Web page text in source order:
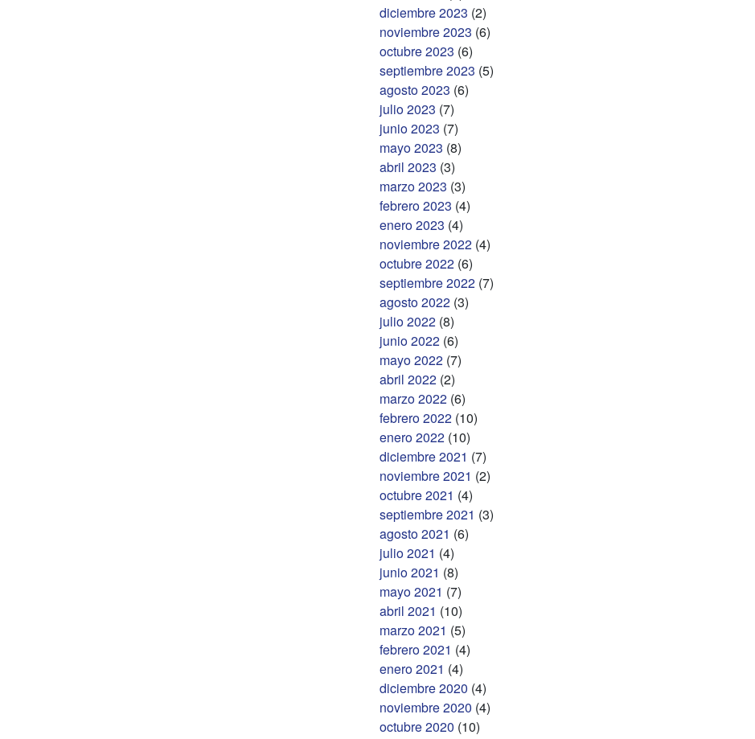
diciembre 2023 (2)
noviembre 2023 (6)
octubre 2023 (6)
septiembre 2023 (5)
agosto 2023 (6)
julio 2023 (7)
junio 2023 (7)
mayo 2023 (8)
abril 2023 (3)
marzo 2023 (3)
febrero 2023 (4)
enero 2023 (4)
noviembre 2022 (4)
octubre 2022 (6)
septiembre 2022 (7)
agosto 2022 (3)
julio 2022 (8)
junio 2022 (6)
mayo 2022 (7)
abril 2022 (2)
marzo 2022 (6)
febrero 2022 (10)
enero 2022 (10)
diciembre 2021 (7)
noviembre 2021 (2)
octubre 2021 (4)
septiembre 2021 (3)
agosto 2021 (6)
julio 2021 (4)
junio 2021 (8)
mayo 2021 (7)
abril 2021 (10)
marzo 2021 (5)
febrero 2021 (4)
enero 2021 (4)
diciembre 2020 (4)
noviembre 2020 (4)
octubre 2020 (10)